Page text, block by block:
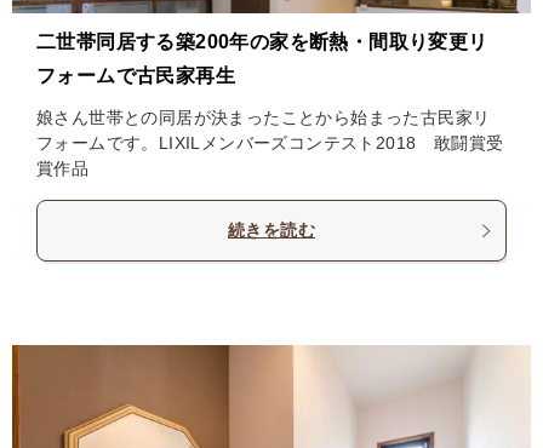
二世帯同居する築200年の家を断熱・間取り変更リ
フォームで古民家再生
娘さん世帯との同居が決まったことから始まった古民家リ
フォームです。LIXILメンバーズコンテスト2018 敢闘賞受
賞作品
続きを読む